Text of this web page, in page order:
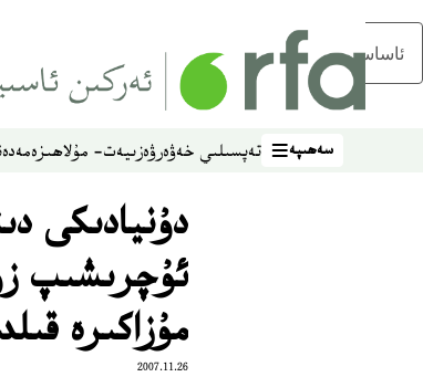
ئاساسلىق مەزمۇنغا ئاتلاڭ
سەھىپە
سەھىپە تەپسىلىي خەۋەرۋەزىيەت- مۇلاھىزە
دۇنيادىكى
ئۇچرىشىپ
مۇزاكىرە
2007.11.26